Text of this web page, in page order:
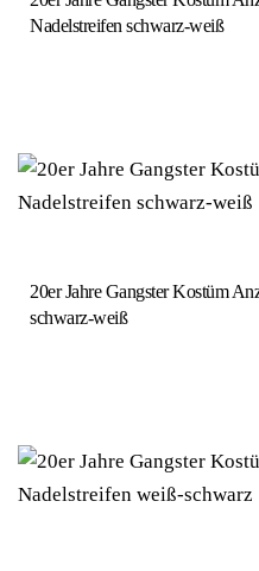
Nadelstreifen schwarz-weiß
20er Jahre Gangster Kostüm
schwarz-weiß